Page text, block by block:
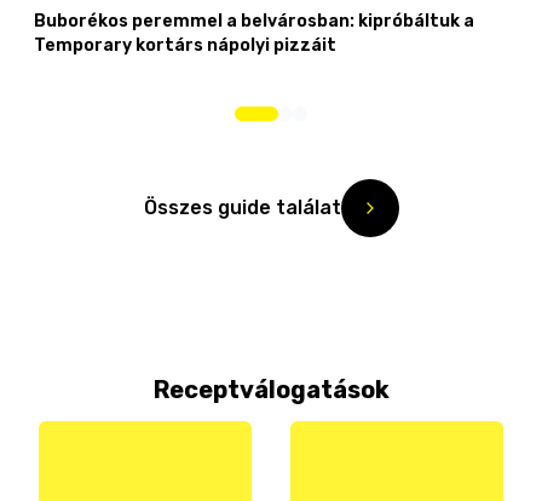
Buborékos peremmel a belvárosban: kipróbáltuk a
Temporary kortárs nápolyi pizzáit
Összes guide találat
Receptválogatások